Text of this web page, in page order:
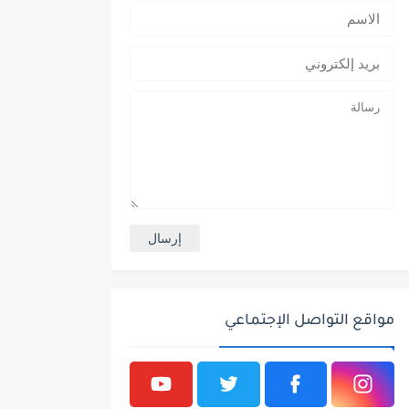
مواقع التواصل الإجتماعي